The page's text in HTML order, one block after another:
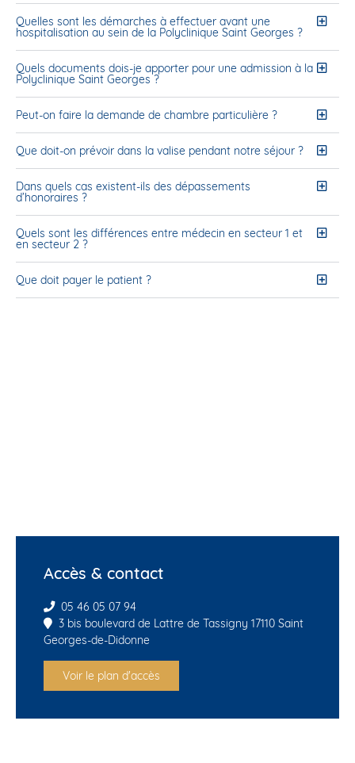
Quelles sont les démarches à effectuer avant une
hospitalisation au sein de la Polyclinique Saint Georges ?
Quels documents dois-je apporter pour une admission à la
Polyclinique Saint Georges ?
Peut-on faire la demande de chambre particulière ?
Que doit-on prévoir dans la valise pendant notre séjour ?
Dans quels cas existent-ils des dépassements
d’honoraires ?
Quels sont les différences entre médecin en secteur 1 et
en secteur 2 ?
Que doit payer le patient ?
Accès & contact
05 46 05 07 94
3 bis boulevard de Lattre de Tassigny 17110 Saint
Georges-de-Didonne
Voir le plan d'accès